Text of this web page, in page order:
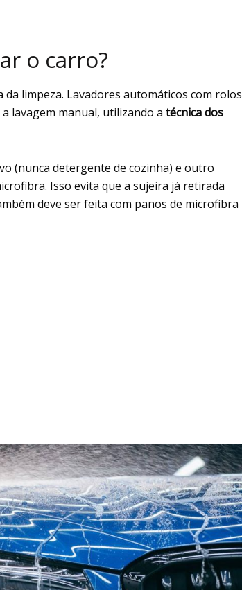
o carro?
limpeza. Lavadores automáticos com rolos
lavagem manual, utilizando a técnica dos
(nunca detergente de cozinha) e outro
Isso evita que a sujeira já retirada
deve ser feita com panos de microfibra